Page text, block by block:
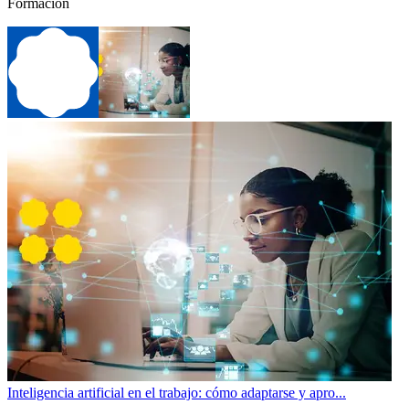
Formación
Inteligencia artificial en el trabajo: cómo adaptarse y apro...